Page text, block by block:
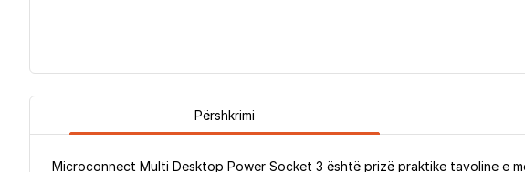
Përshkrimi
Microconnect Multi Desktop Power Socket 3 është prizë praktike tavoline e